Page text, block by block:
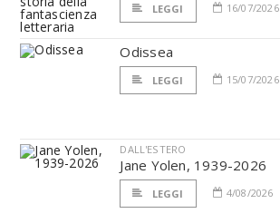
LEGGI 16/07/2026
Odissea
LEGGI 15/07/2026
DALL'ESTERO
Jane Yolen, 1939-2026
LEGGI 4/08/2026